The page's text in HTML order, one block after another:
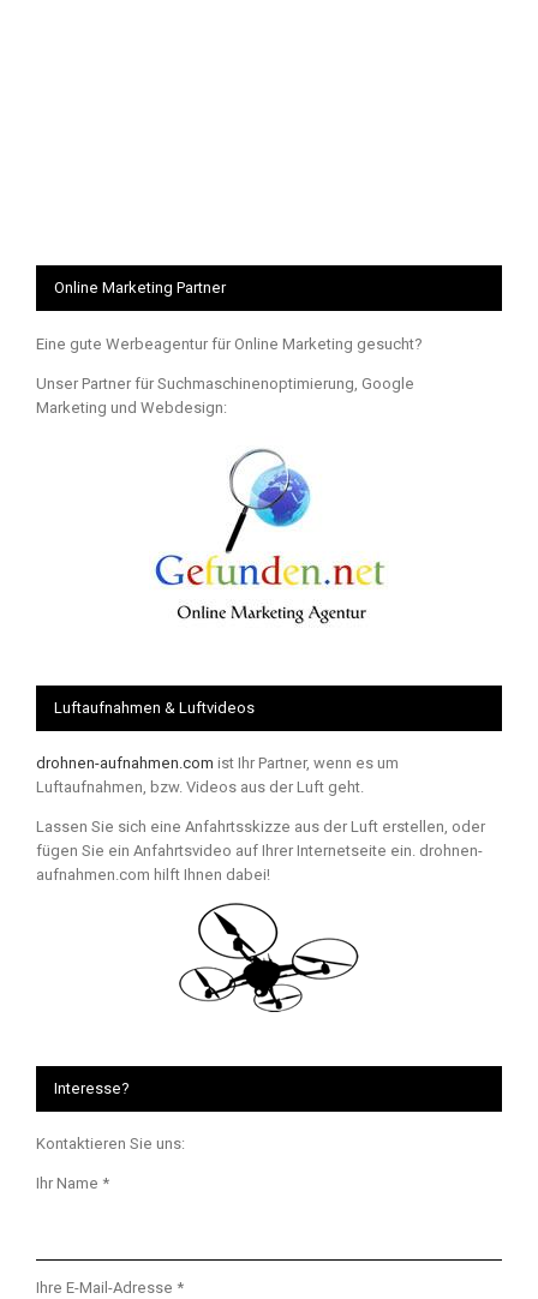
Online Marketing Partner
Eine gute Werbeagentur für Online Marketing gesucht?
Unser Partner für Suchmaschinenoptimierung, Google
Marketing und Webdesign:
Luftaufnahmen & Luftvideos
drohnen-aufnahmen.com ist Ihr Partner, wenn es um
Luftaufnahmen, bzw. Videos aus der Luft geht.
Lassen Sie sich eine Anfahrtsskizze aus der Luft erstellen, oder
fügen Sie ein Anfahrtsvideo auf Ihrer Internetseite ein. drohnen-
aufnahmen.com hilft Ihnen dabei!
Interesse?
Kontaktieren Sie uns:
Ihr Name *
Ihre E-Mail-Adresse *